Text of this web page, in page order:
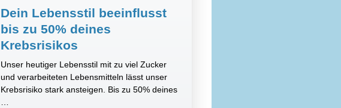
Dein Lebensstil beeinflusst
bis zu 50% deines
Krebsrisikos
Unser heutiger Lebensstil mit zu viel Zucker
und verarbeiteten Lebensmitteln lässt unser
Krebsrisiko stark ansteigen. Bis zu 50% deines
…